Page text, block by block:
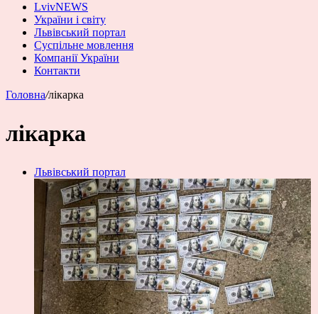
LvivNEWS
України і світу
Львівський портал
Суспільне мовлення
Компанії України
Контакти
Головна/лікарка
лікарка
Львівський портал